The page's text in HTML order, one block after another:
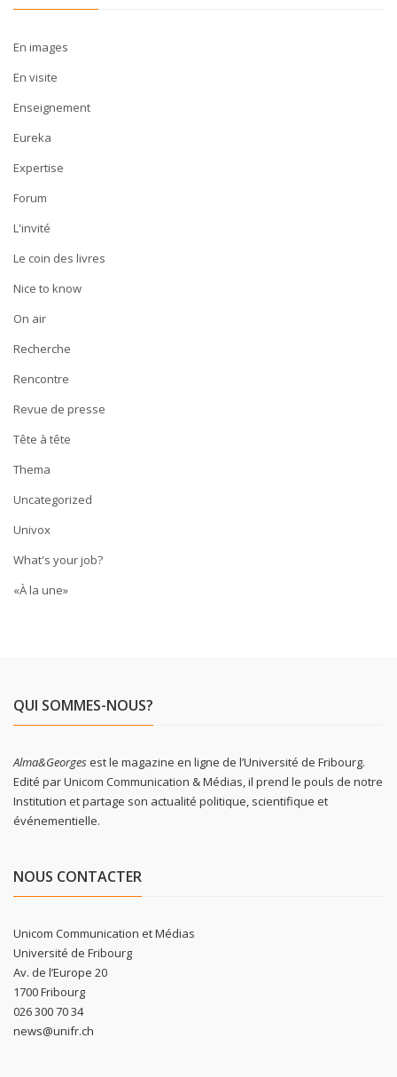
En images
En visite
Enseignement
Eureka
Expertise
Forum
L'invité
Le coin des livres
Nice to know
On air
Recherche
Rencontre
Revue de presse
Tête à tête
Thema
Uncategorized
Univox
What's your job?
«À la une»
QUI SOMMES-NOUS?
Alma&Georgesest le magazine en ligne de l’Université de Fribourg.
Edité par Unicom Communication & Médias, il prend le pouls de notre
Institution et partage son actualité politique, scientifique et
événementielle.
NOUS CONTACTER
Unicom Communication et Médias
Université de Fribourg
Av. de l’Europe 20
1700 Fribourg
026 300 70 34
news@unifr.ch